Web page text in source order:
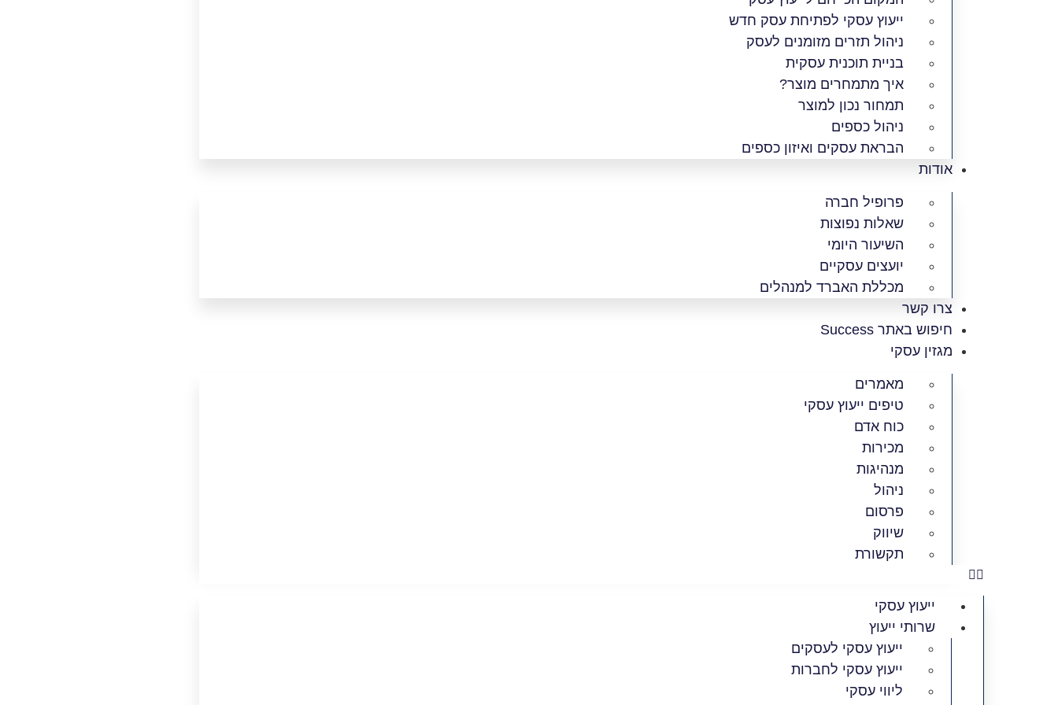
ייעוץ עסקי לפתיחת עסק חדש
ניהול תזרים מזומנים לעסק
בניית תוכנית עסקית
איך מתמחרים מוצר?
תמחור נכון למוצר
ניהול כספים
הבראת עסקים ואיזון כספים
אודות
פרופיל חברה
שאלות נפוצות
השיעור היומי
יועצים עסקיים
מכללת האברד למנהלים
צרו קשר
חיפוש באתר Success
מגזין עסקי
מאמרים
טיפים ייעוץ עסקי
כוח אדם
מכירות
מנהיגות
ניהול
פרסום
שיווק
תקשורת
ייעוץ עסקי
שרותי ייעוץ
ייעוץ עסקי לעסקים
ייעוץ עסקי לחברות
ליווי עסקי